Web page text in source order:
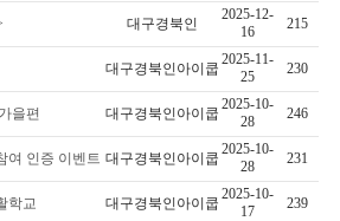
대구경북인
2025-12-
16
215
대구경북인아이쿱
2025-11-
25
230
을편 대구경북인아이쿱
2025-10-
28
246
여 인증 이벤트 대구경북인아이쿱
2025-10-
28
231
학교 대구경북인아이쿱
2025-10-
17
239